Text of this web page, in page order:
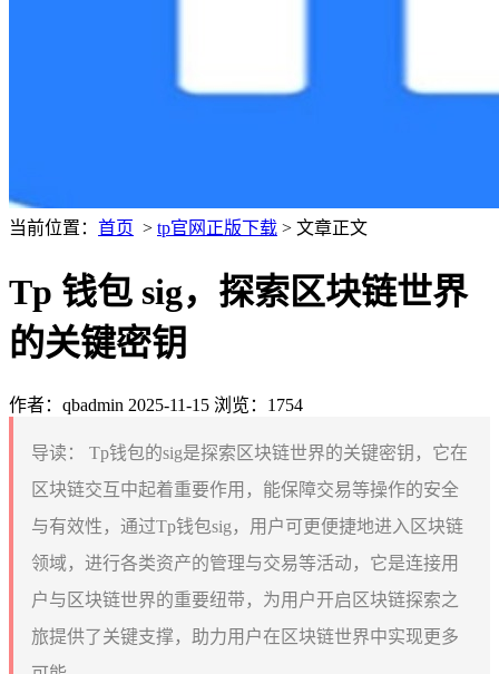
当前位置： 首页 > tp官网正版下载 > 文章正文
Tp 钱包 sig，探索区块链世界
的关键密钥
作者：qbadmin 2025-11-15 浏览：1754
导读：
Tp钱包的sig是探索区块链世界的关键密钥，它在
区块链交互中起着重要作用，能保障交易等操作的安全
与有效性，通过Tp钱包sig，用户可更便捷地进入区块链
领域，进行各类资产的管理与交易等活动，它是连接用
户与区块链世界的重要纽带，为用户开启区块链探索之
旅提供了关键支撑，助力用户在区块链世界中实现更多